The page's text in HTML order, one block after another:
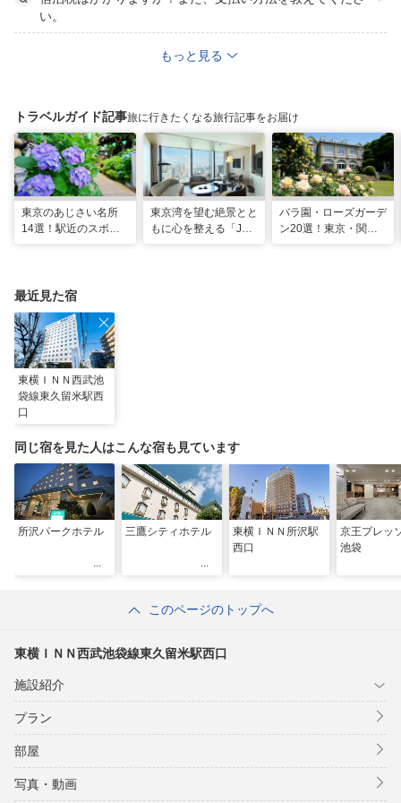
い。
もっと見る
トラベルガイド記事旅に行きたくなる旅行記事をお届け
東京のあじさい名所
14選！駅近のスポッ
東京湾を望む絶景とと
もに心を整える「JW
バラ園・ローズガーデ
ン20選！東京・関東
最近見た宿
東横ＩＮＮ西武池
袋線東久留米駅西
口
同じ宿を見た人はこんな宿も見ています
所沢パークホテル 三鷹シティホテル
東横ＩＮＮ所沢駅
西口
京王プレッ
池袋
このページのトップへ
東横ＩＮＮ西武池袋線東久留米駅西口
施設紹介
プラン
部屋
写真・動画